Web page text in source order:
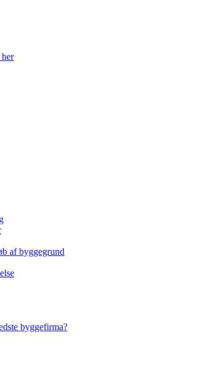
af byggegrund
byggefirma?